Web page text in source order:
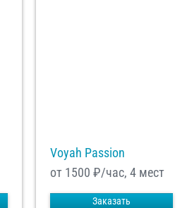
Voyah Passion
от 1500 ₽/час, 4 мест
Заказать